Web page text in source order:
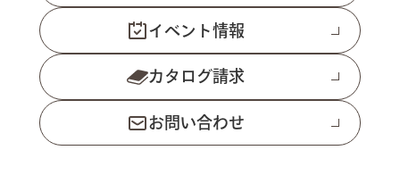
イベント情報
カタログ請求
お問い合わせ